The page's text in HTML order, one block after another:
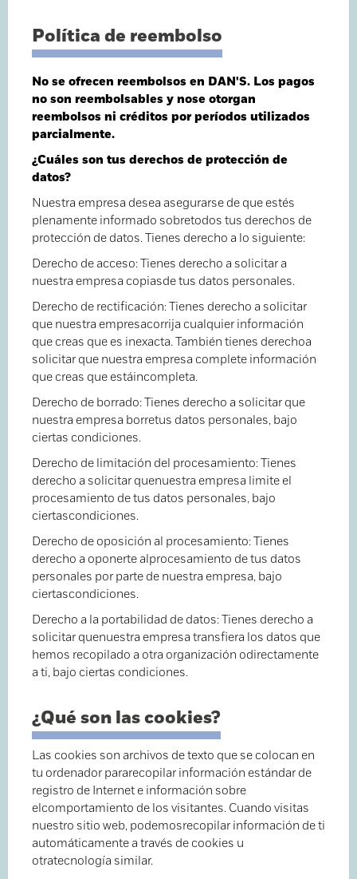
Política de reembolso
No se ofrecen reembolsos en DAN'S. Los pagos
no son reembolsables y nose otorgan
reembolsos ni créditos por períodos utilizados
parcialmente.
¿Cuáles son tus derechos de protección de
datos?
Nuestra empresa desea asegurarse de que estés
plenamente informado sobretodos tus derechos de
protección de datos. Tienes derecho a lo siguiente:
Derecho de acceso: Tienes derecho a solicitar a
nuestra empresa copiasde tus datos personales.
Derecho de rectificación: Tienes derecho a solicitar
que nuestra empresacorrija cualquier información
que creas que es inexacta. También tienes derechoa
solicitar que nuestra empresa complete información
que creas que estáincompleta.
Derecho de borrado: Tienes derecho a solicitar que
nuestra empresa borretus datos personales, bajo
ciertas condiciones.
Derecho de limitación del procesamiento: Tienes
derecho a solicitar quenuestra empresa limite el
procesamiento de tus datos personales, bajo
ciertascondiciones.
Derecho de oposición al procesamiento: Tienes
derecho a oponerte alprocesamiento de tus datos
personales por parte de nuestra empresa, bajo
ciertascondiciones.
Derecho a la portabilidad de datos: Tienes derecho a
solicitar quenuestra empresa transfiera los datos que
hemos recopilado a otra organización odirectamente
a ti, bajo ciertas condiciones.
¿Qué son las cookies?
Las cookies son archivos de texto que se colocan en
tu ordenador pararecopilar información estándar de
registro de Internet e información sobre
elcomportamiento de los visitantes. Cuando visitas
nuestro sitio web, podemosrecopilar información de ti
automáticamente a través de cookies u
otratecnología similar.